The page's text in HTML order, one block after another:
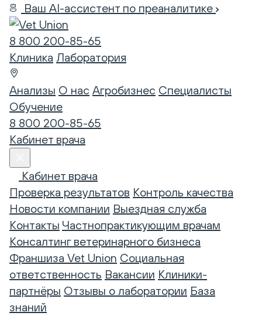
Ваш AI-ассистент по преаналитике
8 800 200-85-65
Клиника Лаборатория
Анализы О нас Агробизнес Специалисты
Обучение
8 800 200-85-65
Кабинет врача
Кабинет врача
Проверка результатов Контроль качества
Новости компании Выездная служба
Контакты Частнопрактикующим врачам
Консалтинг ветеринарного бизнеса
Франшиза Vet Union Социальная
ответственность Вакансии Клиники-
партнёры Отзывы о лаборатории База
знаний